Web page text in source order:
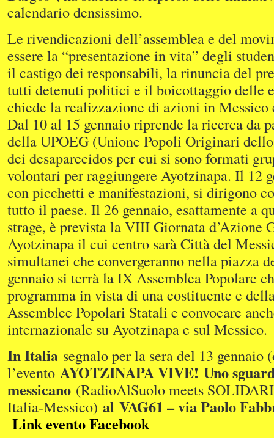
calendario densissimo.
Le rivendicazioni dell’assemblea e del
essere la “presentazione in vita” degli
il castigo dei responsabili, la rinuncia del
tutti detenuti politici e il boicottaggio delle
chiede la realizzazione di azioni in Messico
Dal 10 al 15 gennaio riprende la ricerca da
della UPOEG (Unione Popoli Originari
dei desaparecidos per cui si sono formati
volontari per raggiungere Ayotzinapa. Il 12
con picchetti e manifestazioni, si dirigono
tutto il paese. Il 26 gennaio, esattamente a
strage, è prevista la VIII Giornata d’Azione
Ayotzinapa il cui centro sarà Città del
simultanei che convergeranno nella piazza
gennaio si terrà la IX Assemblea Popolare
programma in vista di una costituente e
Assemblee Popolari Statali e convocare
internazionale su Ayotzinapa e sul Messico.
In Italia segnalo per la sera del 13 gennaio
l’evento AYOTZINAPA VIVE! Uno
messicano (RadioAlSuolo meets
Italia-Messico) al VAG61 – via Paolo
Link evento Facebook